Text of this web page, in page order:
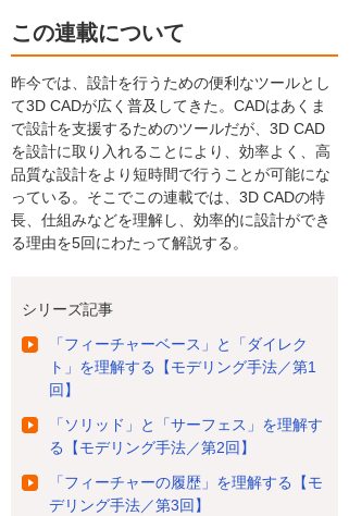
この連載について
昨今では、設計を行うための便利なツールとし
て3D CADが広く普及してきた。CADはあくま
で設計を支援するためのツールだが、3D CAD
を設計に取り入れることにより、効率よく、高
品質な設計をより短時間で行うことが可能にな
っている。そこでこの連載では、3D CADの特
長、仕組みなどを理解し、効率的に設計ができ
る理由を5回にわたって解説する。
シリーズ記事
「フィーチャーベース」と「ダイレク
ト」を理解する【モデリング手法／第1
回】
「ソリッド」と「サーフェス」を理解す
る【モデリング手法／第2回】
「フィーチャーの履歴」を理解する【モ
デリング手法／第3回】